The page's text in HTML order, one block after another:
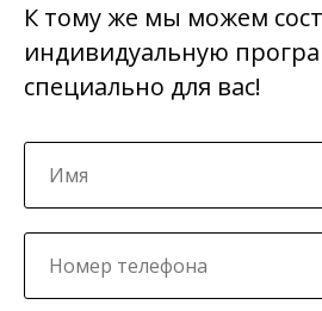
К тому же мы можем
индивидуальную
специально для вас!